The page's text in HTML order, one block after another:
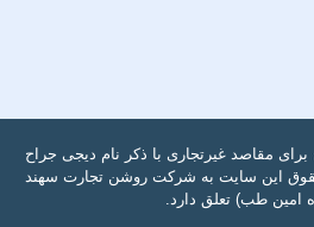
مقاصد غیرتجاری با ذکر نام دیجی جراح
حقوق این سایت به شرکت روشن تجارت سهند
امین طب) تعلق دارد.